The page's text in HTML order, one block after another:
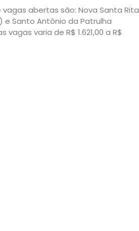
abertas são: Nova Santa Rita
e Santo Antônio da Patrulha
varia de R$ 1.621,00 a R$